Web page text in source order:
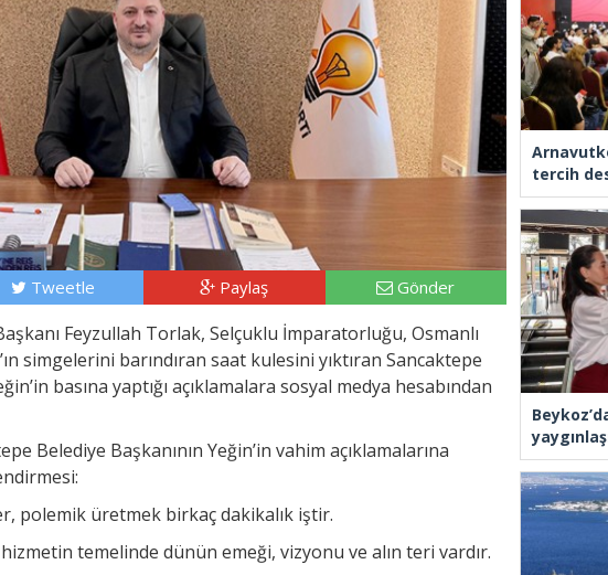
Tweetle Paylaş Gönder
Feyzullah Torlak, Selçuklu İmparatorluğu, Osmanlı
simgelerini barındıran saat kulesini yıktıran Sancaktepe
basına yaptığı açıklamalara sosyal medya hesabından
Belediye Başkanının Yeğin’in vahim açıklamalarına
polemik üretmek birkaç dakikalık iştir.
temelinde dünün emeği, vizyonu ve alın teri vardır.
tercih